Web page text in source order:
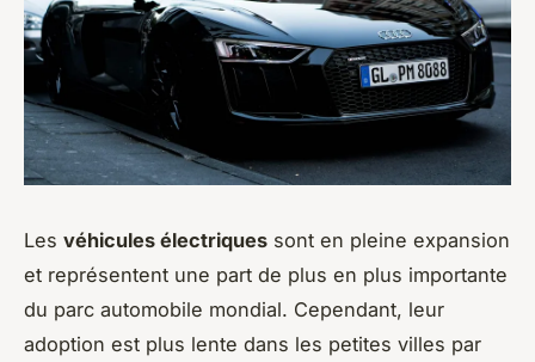
Les véhicules électriques sont en pleine expansion
et représentent une part de plus en plus importante
du parc automobile mondial. Cependant, leur
adoption est plus lente dans les petites villes par